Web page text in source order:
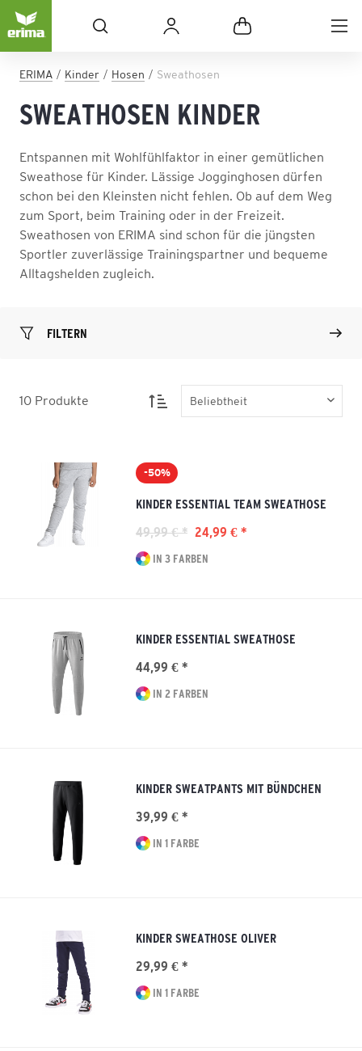
ERIMA Kinder Hosen Sweathosen
SWEATHOSEN KINDER
Entspannen mit Wohlfühlfaktor in einer gemütlichen
Sweathose für Kinder. Lässige Jogginghosen dürfen
schon bei den Kleinsten nicht fehlen. Ob auf dem Weg
zum Sport, beim Training oder in der Freizeit.
Sweathosen von ERIMA sind schon für die jüngsten
Sportler zuverlässige Trainingspartner und bequeme
Alltagshelden zugleich.
FILTERN
10 Produkte
-50%
KINDER ESSENTIAL TEAM SWEATHOSE
49,99 € * 24,99 € *
IN 3 FARBEN
KINDER ESSENTIAL SWEATHOSE
44,99 € *
IN 2 FARBEN
KINDER SWEATPANTS MIT BÜNDCHEN
39,99 € *
IN 1 FARBE
KINDER SWEATHOSE OLIVER
29,99 € *
IN 1 FARBE